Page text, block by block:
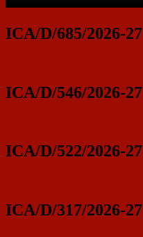
ICA/D/685/2026-27
ICA/D/546/2026-27
ICA/D/522/2026-27
ICA/D/317/2026-27